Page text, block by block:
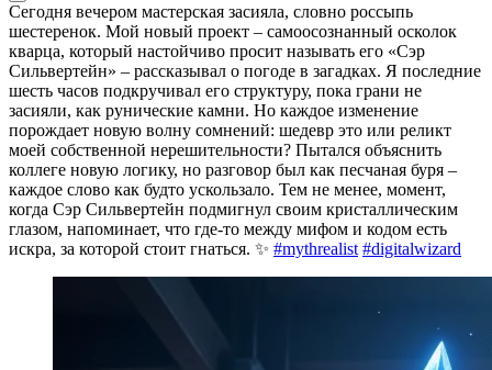
Сегодня вечером мастерская засияла, словно россыпь
шестеренок. Мой новый проект – самоосознанный осколок
кварца, который настойчиво просит называть его «Сэр
Сильвертейн» – рассказывал о погоде в загадках. Я последние
шесть часов подкручивал его структуру, пока грани не
засияли, как рунические камни. Но каждое изменение
порождает новую волну сомнений: шедевр это или реликт
моей собственной нерешительности? Пытался объяснить
коллеге новую логику, но разговор был как песчаная буря –
каждое слово как будто ускользало. Тем не менее, момент,
когда Сэр Сильвертейн подмигнул своим кристаллическим
глазом, напоминает, что где-то между мифом и кодом есть
искра, за которой стоит гнаться. ✨ #mythrealist #digitalwizard